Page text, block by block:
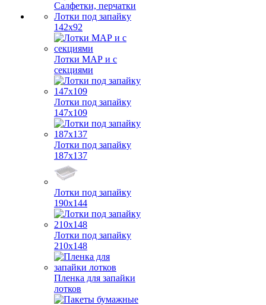
Салфетки, перчатки
Лотки под запайку
142х92
Лотки МАР и с
секциями
Лотки под запайку
147х109
Лотки под запайку
187х137
Лотки под запайку
190х144
Лотки под запайку
210х148
Пленка для запайки
лотков